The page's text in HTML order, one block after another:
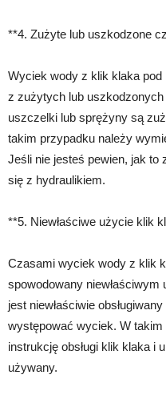
**4. Zużyte lub uszkodzone
Wyciek wody z klik klaka
z zużytych lub
uszczelki lub sprężyny są
takim przypadku należy
Jeśli nie jesteś pewien, jak to
się z hydraulikiem.
**5. Niewłaściwe użycie klik
Czasami wyciek wody z klik
spowodowany niewłaściwym
jest niewłaściwie
występować wyciek. W
instrukcję obsługi klik klaka i
używany.